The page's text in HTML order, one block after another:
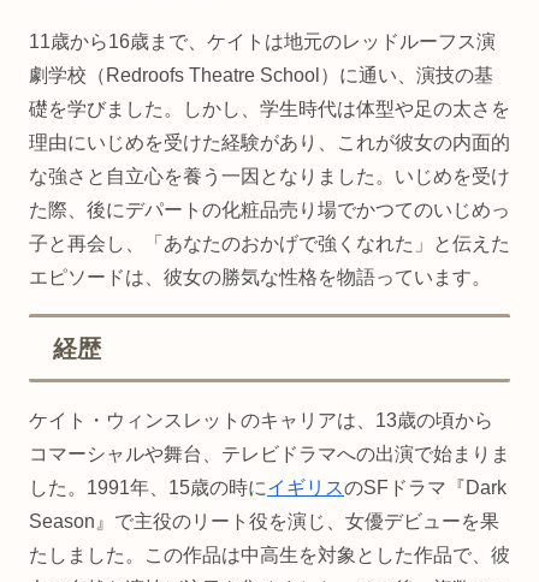
11歳から16歳まで、ケイトは地元のレッドルーフス演
劇学校（Redroofs Theatre School）に通い、演技の基
礎を学びました。しかし、学生時代は体型や足の太さを
理由にいじめを受けた経験があり、これが彼女の内面的
な強さと自立心を養う一因となりました。いじめを受け
た際、後にデパートの化粧品売り場でかつてのいじめっ
子と再会し、「あなたのおかげで強くなれた」と伝えた
エピソードは、彼女の勝気な性格を物語っています。
経歴
ケイト・ウィンスレットのキャリアは、13歳の頃から
コマーシャルや舞台、テレビドラマへの出演で始まりま
した。1991年、15歳の時にイギリスのSFドラマ『Dark
Season』で主役のリート役を演じ、女優デビューを果
たしました。この作品は中高生を対象とした作品で、彼